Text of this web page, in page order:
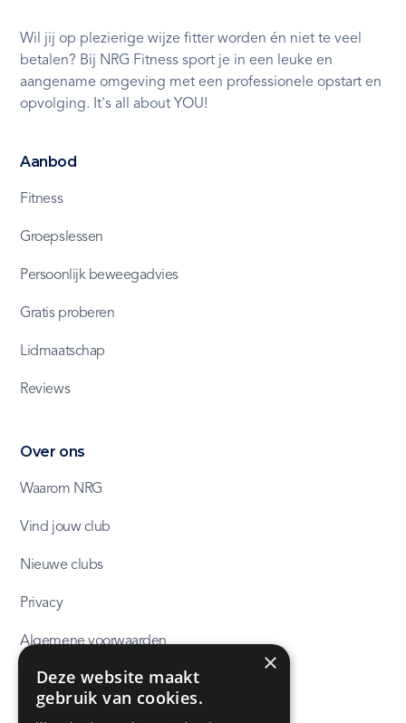
Wil jij op plezierige wijze fitter worden én niet te veel
betalen? Bij NRG Fitness sport je in een leuke en
aangename omgeving met een professionele opstart en
opvolging. It's all about YOU!
Aanbod
Fitness
Groepslessen
Persoonlijk beweegadvies
Gratis proberen
Lidmaatschap
Reviews
Over ons
Waarom NRG
Vind jouw club
Nieuwe clubs
Privacy
Algemene voorwaarden
NRG huisregels
×
Deze website maakt
gebruik van cookies.